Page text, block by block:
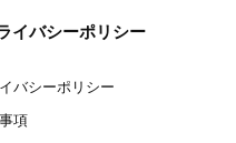
イバシーポリシー
バシーポリシー
項